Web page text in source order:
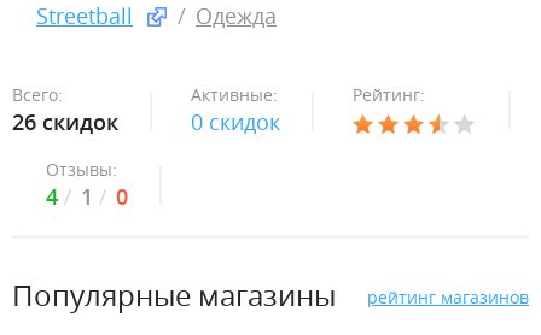
Streetball Одежда
Всего:
26 скидок
Активные:
0 скидок
Рейтинг:
Отзывы:
4 1 0
Популярные магазины рейтинг магазинов